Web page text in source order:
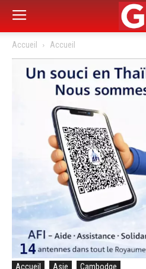
Accueil Accueil
Accueil Asie Cambodge